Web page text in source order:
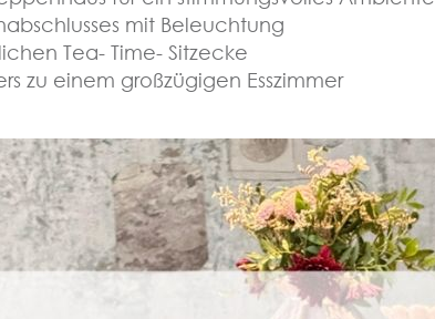
mit Beleuchtung
Tea- Time- Sitzecke
zu einem großzügigen Esszimmer